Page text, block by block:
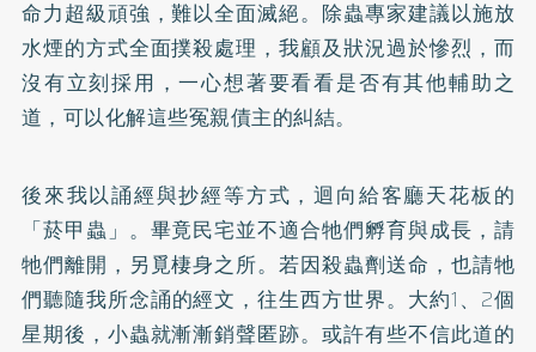
命力超級頑強，難以全面滅絕。除蟲專家建議以施放
水煙的方式全面撲殺處理，我顧及狀況過於慘烈，而
沒有立刻採用，一心想著要看看是否有其他輔助之
道，可以化解這些冤親債主的糾結。
後來我以誦經與抄經等方式，迴向給客廳天花板的
「菸甲蟲」。畢竟民宅並不適合牠們孵育與成長，請
牠們離開，另覓棲身之所。若因殺蟲劑送命，也請牠
們聽隨我所念誦的經文，往生西方世界。大約1、2個
星期後，小蟲就漸漸銷聲匿跡。或許有些不信此道的